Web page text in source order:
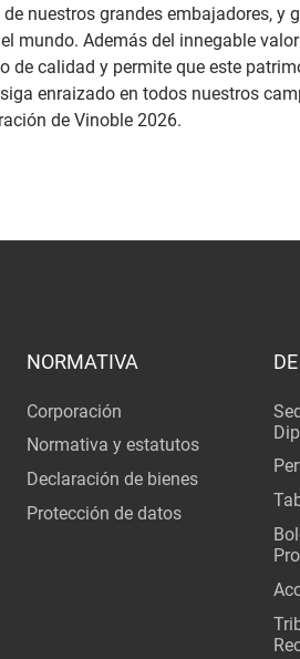
nuestros grandes embajadores, y
mundo. Además del innegable
de calidad y permite que este
enraizado en todos nuestros
de Vinoble 2026.
NORMATIVA
Corporación
Normativa y estatutos
Declaración de bienes
Protección de datos